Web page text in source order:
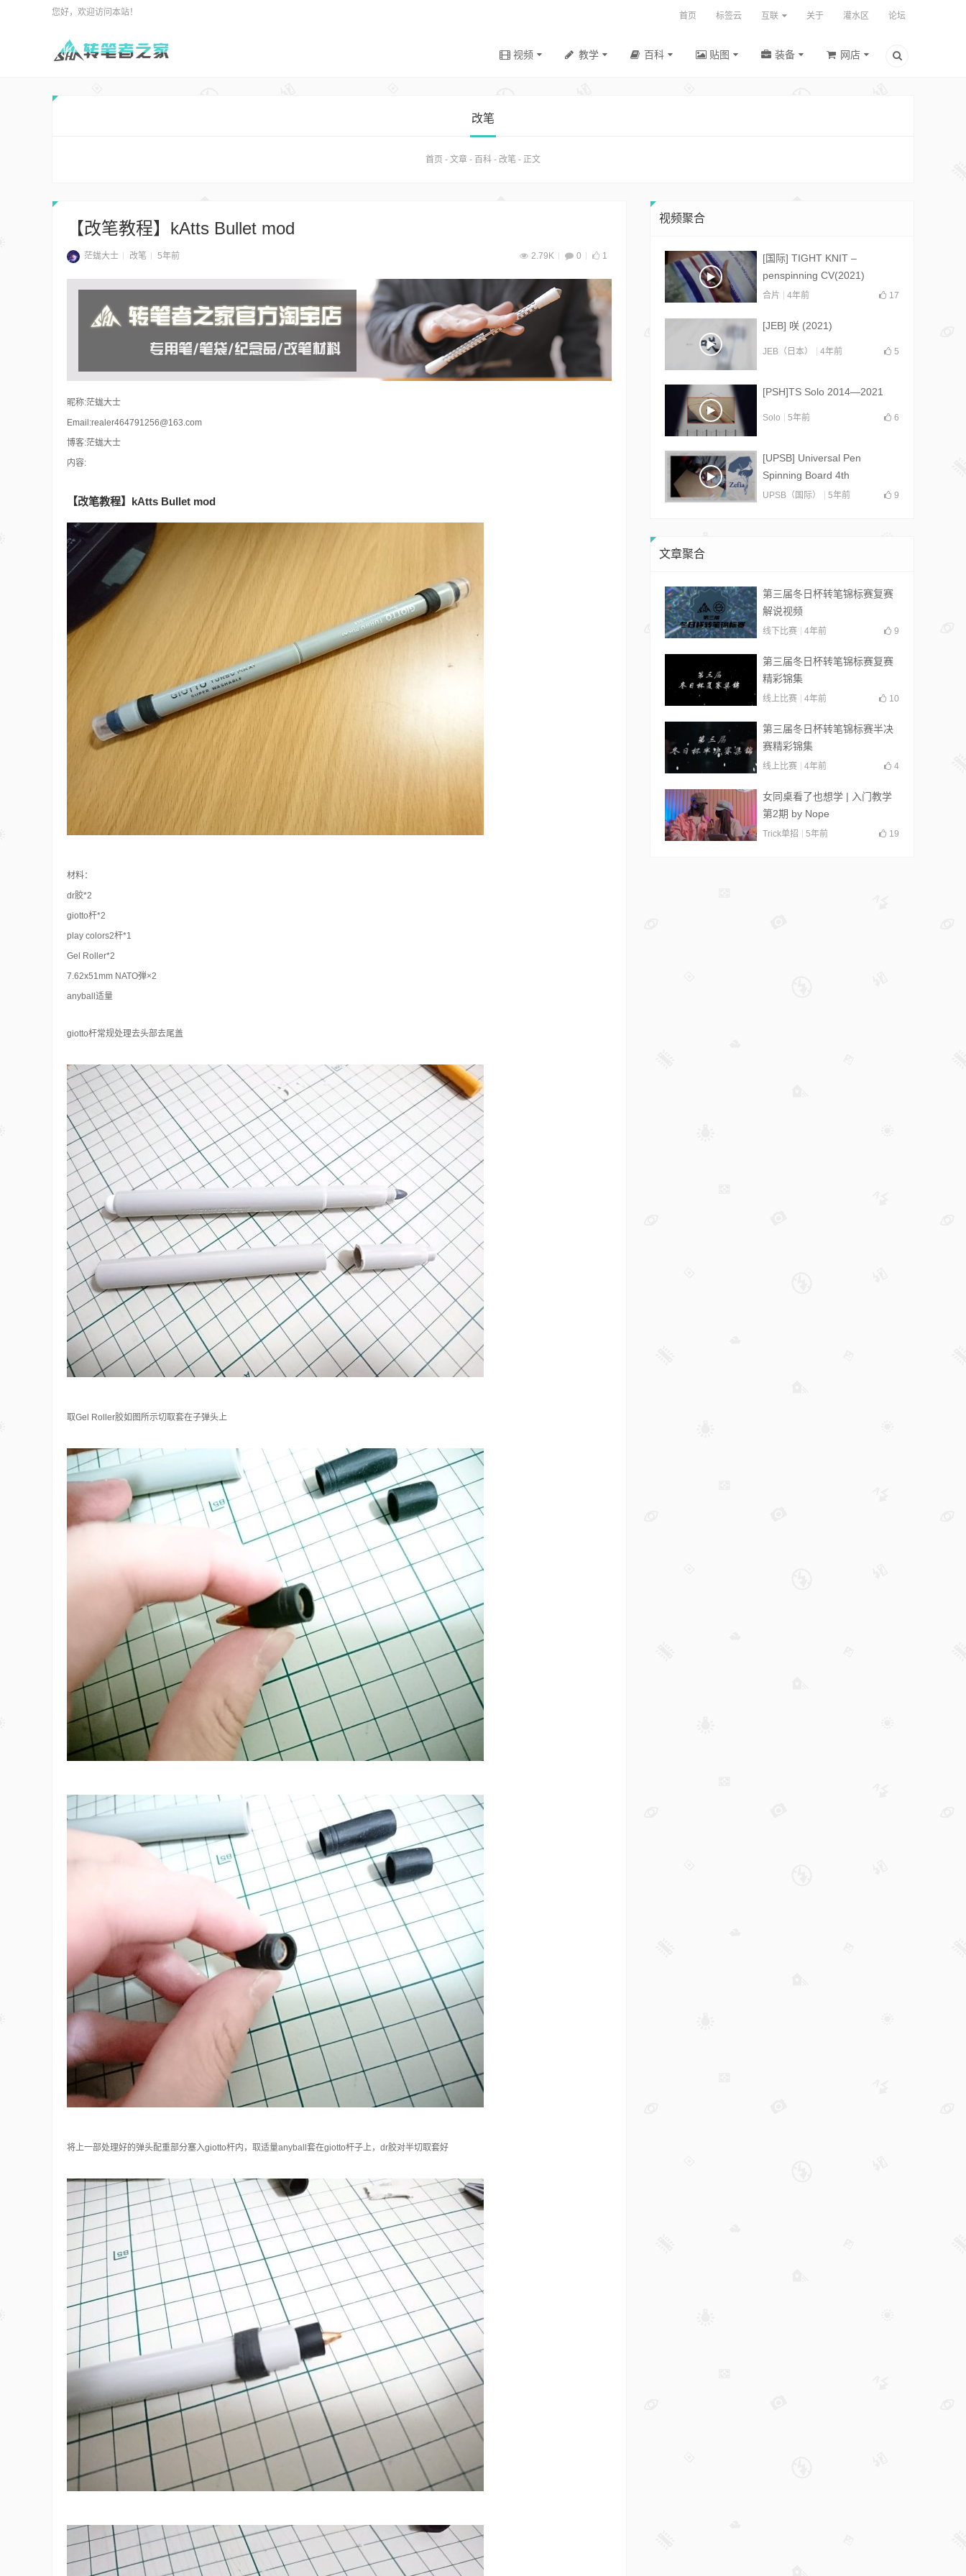
您好，欢迎访问本站！ 首页 标签云 互联 关于 灌水区 论坛
视频 教学 百科 贴图 装备 网店
改笔
首页 - 文章 - 百科 - 改笔 - 正文
【改笔教程】kAtts Bullet mod
茫蛖大士 改笔 5年前 2.79K 0 1
昵称:茫蛖大士
Email:realer464791256@163.com
博客:茫蛖大士
内容:
【改笔教程】kAtts Bullet mod
材料：
dr胶*2
giotto杆*2
play colors2杆*1
Gel Roller*2
7.62x51mm NATO弾×2
anyball适量
giotto杆常规处理去头部去尾盖
取Gel Roller胶如图所示切取套在子弹头上
将上一部处理好的弹头配重部分塞入giotto杆内，取适量anyball套在giotto杆子上，dr胶对半切取套好
视频聚合
[国际] TIGHT KNIT –
penspinning CV(2021)
合片 4年前 17
[JEB] 咲 (2021)
JEB（日本） 4年前 5
[PSH]TS Solo 2014—2021
Solo 5年前 6
[UPSB] Universal Pen
Spinning Board 4th
Collab(2021)
UPSB（国际） 5年前 9
文章聚合
第三届冬日杯转笔锦标赛复赛
解说视频
线下比赛 4年前 9
第三届冬日杯转笔锦标赛复赛
精彩锦集
线上比赛 4年前 10
第三届冬日杯转笔锦标赛半决
赛精彩锦集
线上比赛 4年前 4
女同桌看了也想学 | 入门教学
第2期 by Nope
Trick单招 5年前 19